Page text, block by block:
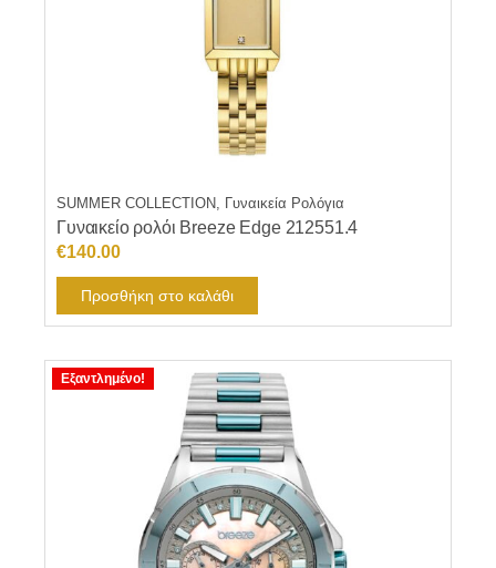
SUMMER COLLECTION, Γυναικεία Ρολόγια
Γυναικείο ρολόι Breeze Edge 212551.4
€140.00
Προσθήκη στο καλάθι
Εξαντλημένο!